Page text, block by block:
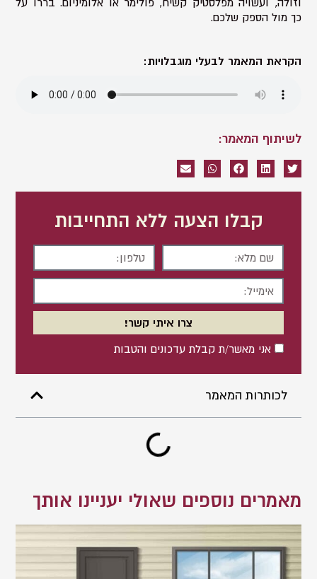
כך מול הספק שלכם.
הקראת המאמר לבעלי מוגבלויות:
לשיתוף המאמר:
קבלו הצעה ללא התחייבות
טלפון
אישוראני מאשר/ת קבלת עדכונים והטבות
צרו איתי קשר!
לכותרות המאמר
מאמרים נוספים שאולי יעניינו אותך